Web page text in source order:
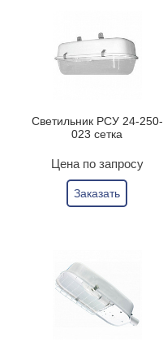
Светильник РСУ 24-250-
023 сетка
Цена по запросу
Заказать